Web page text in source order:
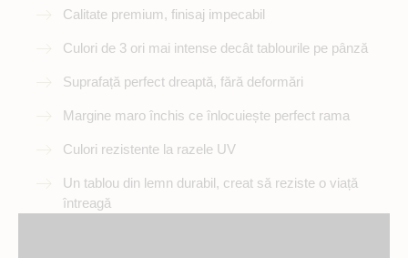
Calitate premium, finisaj impecabil
Culori de 3 ori mai intense decât tablourile pe pânză
Suprafață perfect dreaptă, fără deformări
Margine maro închis ce înlocuiește perfect rama
Culori rezistente la razele UV
Un tablou din lemn durabil, creat să reziste o viață
întreagă